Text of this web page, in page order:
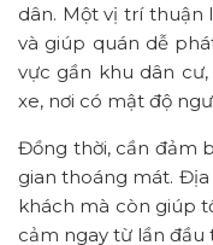
dân. Một vị trí thuận
và giúp quán dễ
vực gần khu dân
xe, nơi có mật độ
Đồng thời, cần đảm
gian thoáng mát.
khách mà còn giúp
cảm ngay từ lần đầu